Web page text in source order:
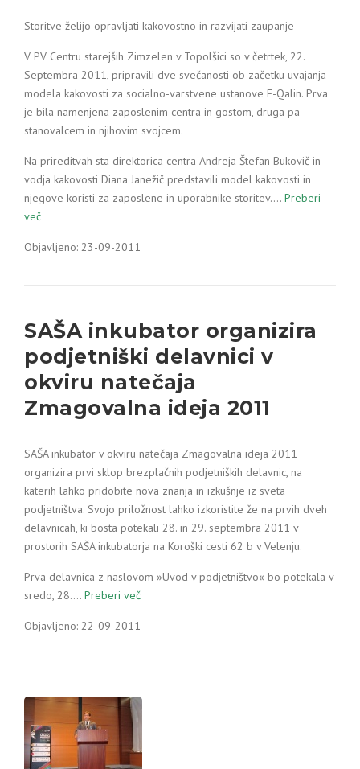
Storitve želijo opravljati kakovostno in razvijati zaupanje
V PV Centru starejših Zimzelen v Topolšici so v četrtek, 22.
Septembra 2011, pripravili dve svečanosti ob začetku uvajanja
modela kakovosti za socialno-varstvene ustanove E-Qalin. Prva
je bila namenjena zaposlenim centra in gostom, druga pa
stanovalcem in njihovim svojcem.
Na prireditvah sta direktorica centra Andreja Štefan Bukovič in
vodja kakovosti Diana Janežič predstavili model kakovosti in
njegove koristi za zaposlene in uporabnike storitev.… Preberi
več
Objavljeno: 23-09-2011
SAŠA inkubator organizira
podjetniški delavnici v
okviru natečaja
Zmagovalna ideja 2011
SAŠA inkubator v okviru natečaja Zmagovalna ideja 2011
organizira prvi sklop brezplačnih podjetniških delavnic, na
katerih lahko pridobite nova znanja in izkušnje iz sveta
podjetništva. Svojo priložnost lahko izkoristite že na prvih dveh
delavnicah, ki bosta potekali 28. in 29. septembra 2011 v
prostorih SAŠA inkubatorja na Koroški cesti 62 b v Velenju.
Prva delavnica z naslovom »Uvod v podjetništvo« bo potekala v
sredo, 28.… Preberi več
Objavljeno: 22-09-2011